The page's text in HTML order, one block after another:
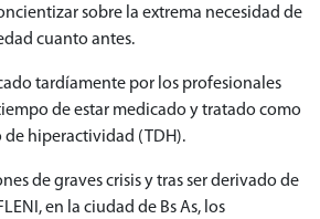
sobre la extrema necesidad de
cuanto antes.
tardíamente por los profesionales
de estar medicado y tratado como
hiperactividad (TDH).
de graves crisis y tras ser derivado de
en la ciudad de Bs As, los